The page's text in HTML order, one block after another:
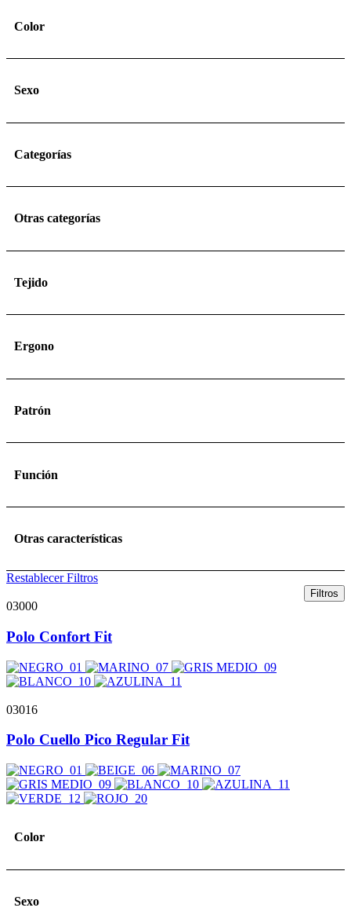
Color
Sexo
Categorías
Otras categorías
Tejido
Ergono
Patrón
Función
Otras características
Restablecer Filtros
Filtros
03000
Polo Confort Fit
03016
Polo Cuello Pico Regular Fit
Color
Sexo